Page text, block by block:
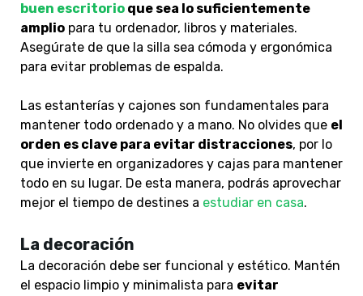
buen escritorio que sea lo suficientemente
amplio para tu ordenador, libros y materiales.
Asegúrate de que la silla sea cómoda y ergonómica
para evitar problemas de espalda.
Las estanterías y cajones son fundamentales para
mantener todo ordenado y a mano. No olvides que el
orden es clave para evitar distracciones, por lo
que invierte en organizadores y cajas para mantener
todo en su lugar. De esta manera, podrás aprovechar
mejor el tiempo de destines a estudiar en casa.
La decoración
La decoración debe ser funcional y estético. Mantén
el espacio limpio y minimalista para evitar